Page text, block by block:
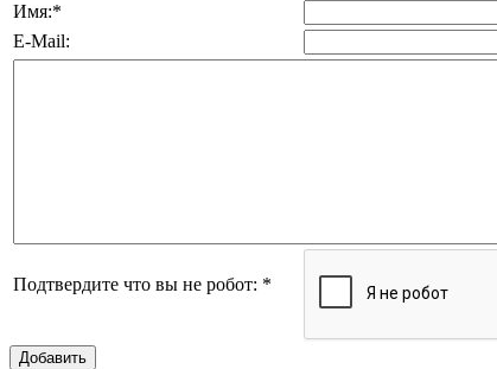
Имя:*
E-Mail:
Подтвердите что вы не робот: *
Добавить